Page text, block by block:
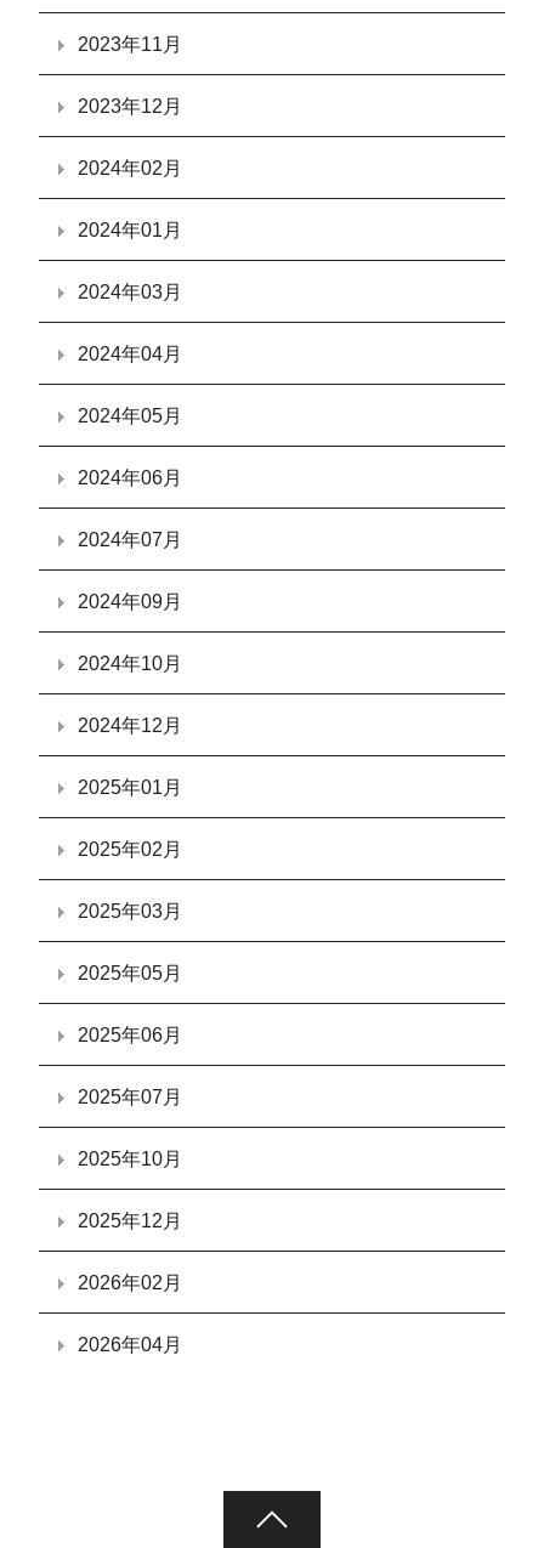
2023年11月
2023年12月
2024年02月
2024年01月
2024年03月
2024年04月
2024年05月
2024年06月
2024年07月
2024年09月
2024年10月
2024年12月
2025年01月
2025年02月
2025年03月
2025年05月
2025年06月
2025年07月
2025年10月
2025年12月
2026年02月
2026年04月